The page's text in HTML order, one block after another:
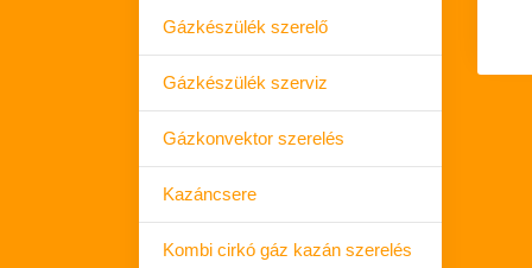
Gázkészülék szerelő
Gázkészülék szerviz
Gázkonvektor szerelés
Kazáncsere
Kombi cirkó gáz kazán szerelés